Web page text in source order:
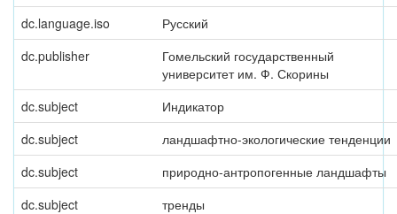
dc.language.iso
Русский
dc.publisher
Гомельский государственный
университет им. Ф. Скорины
dc.subject
Индикатор
dc.subject
ландшафтно-экологические тенденции
dc.subject
природно-антропогенные ландшафты
dc.subject
тренды